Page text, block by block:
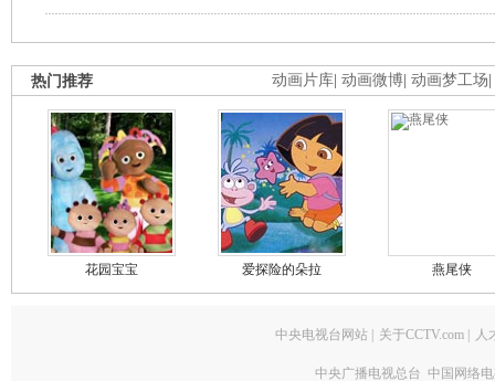
动画片库 动画微博 动画梦工场
热门推荐
花园宝宝 爱探险的朵拉 燕尾侠
中央电视台网站 关于CCTV.com 人
中央广播电视总台 中国网络